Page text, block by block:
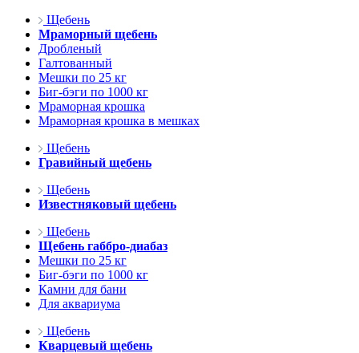
Щебень
Мраморный щебень
Дробленый
Галтованный
Мешки по 25 кг
Биг-бэги по 1000 кг
Мраморная крошка
Мраморная крошка в мешках
Щебень
Гравийный щебень
Щебень
Известняковый щебень
Щебень
Щебень габбро-диабаз
Мешки по 25 кг
Биг-бэги по 1000 кг
Камни для бани
Для аквариума
Щебень
Кварцевый щебень